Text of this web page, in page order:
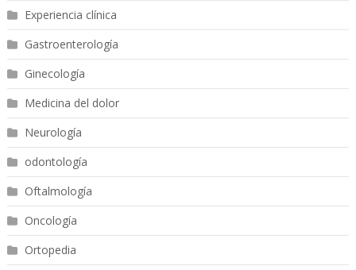
Experiencia clínica
Gastroenterología
Ginecología
Medicina del dolor
Neurología
odontología
Oftalmología
Oncología
Ortopedia